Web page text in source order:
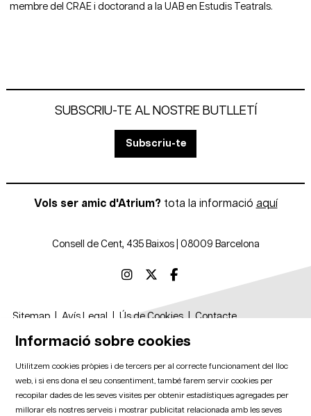
membre del CRAE i doctorand a la UAB en Estudis Teatrals.
SUBSCRIU-TE AL NOSTRE BUTLLETÍ
Subscriu-te
Vols ser amic d'Atrium?tota la informació aquí
Consell de Cent, 435 Baixos | 08009 Barcelona
Link a instagram
Link a twitter
Link a facebook
Sitemap | Avís Legal | Ús de Cookies | Contacte
Amb el suport de
Informació sobre cookies
Utilitzem cookies pròpies i de tercers per al correcte funcionament del lloc
web, i si ens dona el seu consentiment, també farem servir cookies per
recopilar dades de les seves visites per obtenir estadístiques agregades per
millorar els nostres serveis i mostrar publicitat relacionada amb les seves